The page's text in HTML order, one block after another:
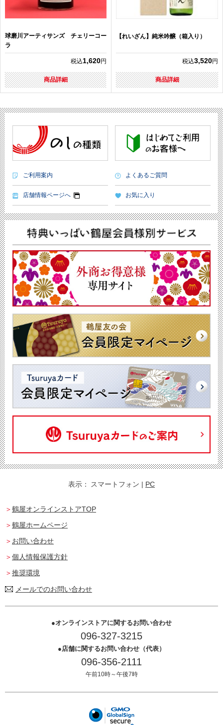
球磨川アーティサンズ チェリーコー
ラ
税込1,620円
商品詳細
【れいざん】純米吟醸（箱入り）
税込3,520円
商品詳細
ご利用案内 よくあるご質問
店舗情報ページへ お気に入り
表示： スマートフォン | PC
鶴屋オンラインストアTOP
鶴屋ホームページ
お問い合わせ
個人情報保護方針
推奨環境
メールでのお問い合わせ
オンラインストアに関するお問い合わせ
096-327-3215
店舗に関するお問い合わせ（代表）
096-356-2111
午前10時～午後7時